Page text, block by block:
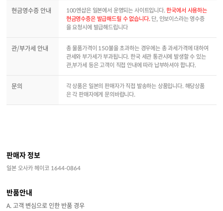
현금영수증 안내 100엔샵은 일본에서 운영되는 사이트입니다.한국에서 사용하는
현금영수증은 발급해드릴 수 없습니다.단, 인보이스라는 영수증
을 요청시에 발급해드립니다
관/부가세 안내
총 물품가격이 150불을 초과하는 경우에는 총 과세가격에 대하여
관세와 부가세가 부과됩니다. 한국 세관 통관시에 발생할 수 있는
관,부가세 등은 고객이 직접 안내에 따라 납부하셔야 합니다.
문의
각 상품은 일본의 판매자가 직접 발송하는 상품입니다. 해당상품
은 각 판매자에게 문의바랍니다.
판매자 정보
일본 오사카 헤이코 1644-0864
반품안내
A. 고객 변심으로 인한 반품 경우